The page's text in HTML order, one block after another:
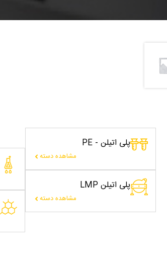
پلی اتیلن - PE
مشاهده دسته
پلی اتیلن LMP
مشاهده دسته